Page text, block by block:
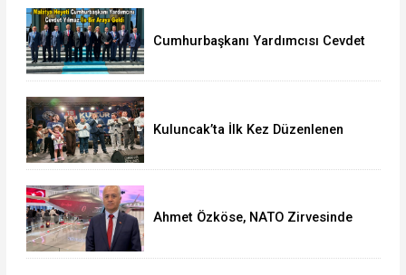
Cumhurbaşkanı Yardımcısı Cevdet
Kuluncak’ta İlk Kez Düzenlenen
Ahmet Özköse, NATO Zirvesinde